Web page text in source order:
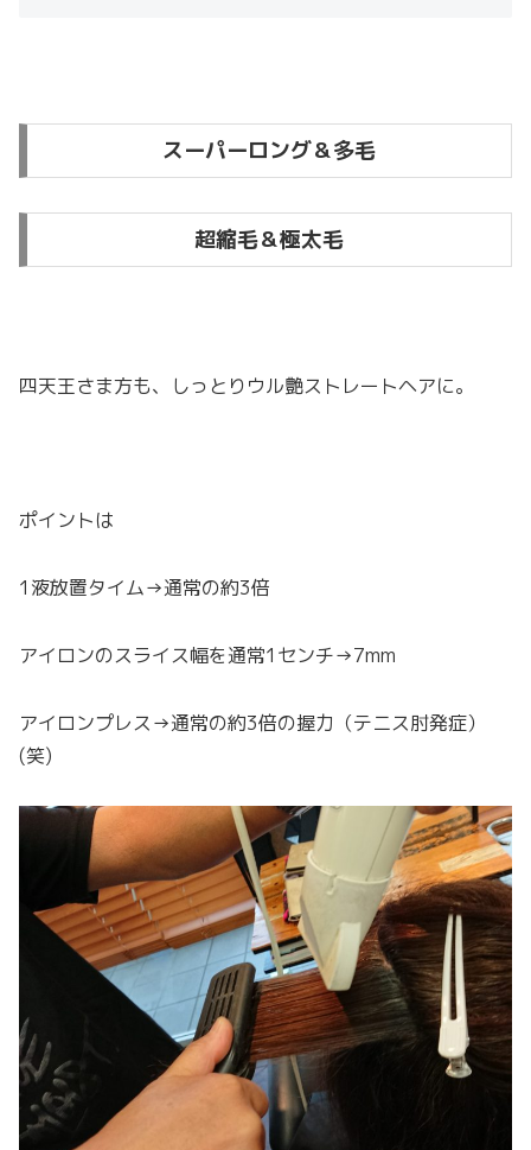
スーパーロング＆多毛
超縮毛＆極太毛
四天王さま方も、しっとりウル艶ストレートヘアに。
ポイントは
1液放置タイム→通常の約3倍
アイロンのスライス幅を通常1センチ→7mm
アイロンプレス→通常の約3倍の握力（テニス肘発症）
(笑)